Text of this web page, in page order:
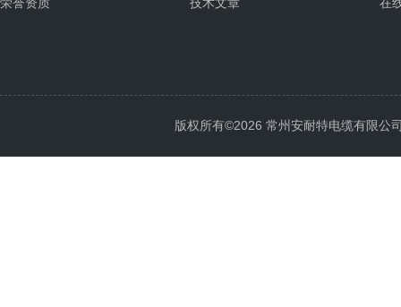
版权所有©2026 常州安耐特电缆有限